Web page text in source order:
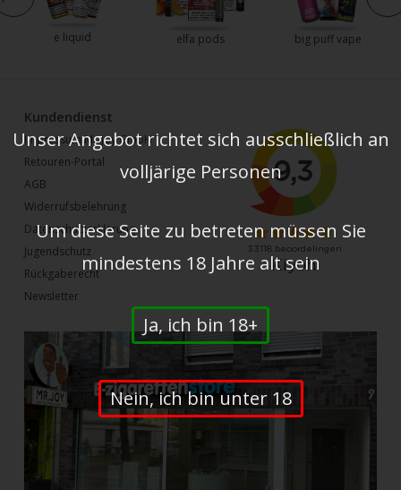
e liquid elfa pods big puff vape
Kundendienst
Impressum Mr-joy GmbH
Retouren-Portal
AGB
Widerrufsbelehrung
Datenschutzerklärung
Jugendschutz
Rückgaberecht
Newsletter
Unser Angebot richtet sich ausschließlich an
volljärige Personen
Um diese Seite zu betreten müssen Sie
mindestens 18 Jahre alt sein
Ja, ich bin 18+
Nein, ich bin unter 18